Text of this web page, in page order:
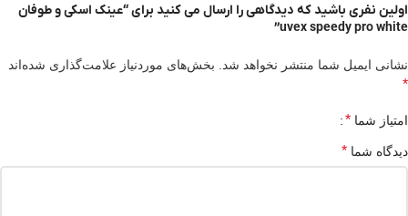
اولین نفری باشید که دیدگاهی را ارسال می کنید برای “عینک اسکی و طوفان
uvex speedy pro white”
نشانی ایمیل شما منتشر نخواهد شد. بخش‌های موردنیاز علامت‌گذاری شده‌اند
*
امتیاز شما *
دیدگاه شما *